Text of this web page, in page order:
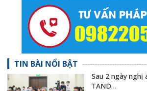
TIN BÀI NỔI BẬT
Sau 2 ngày nghị
TAND…